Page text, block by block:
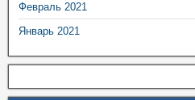
Февраль 2021
Январь 2021